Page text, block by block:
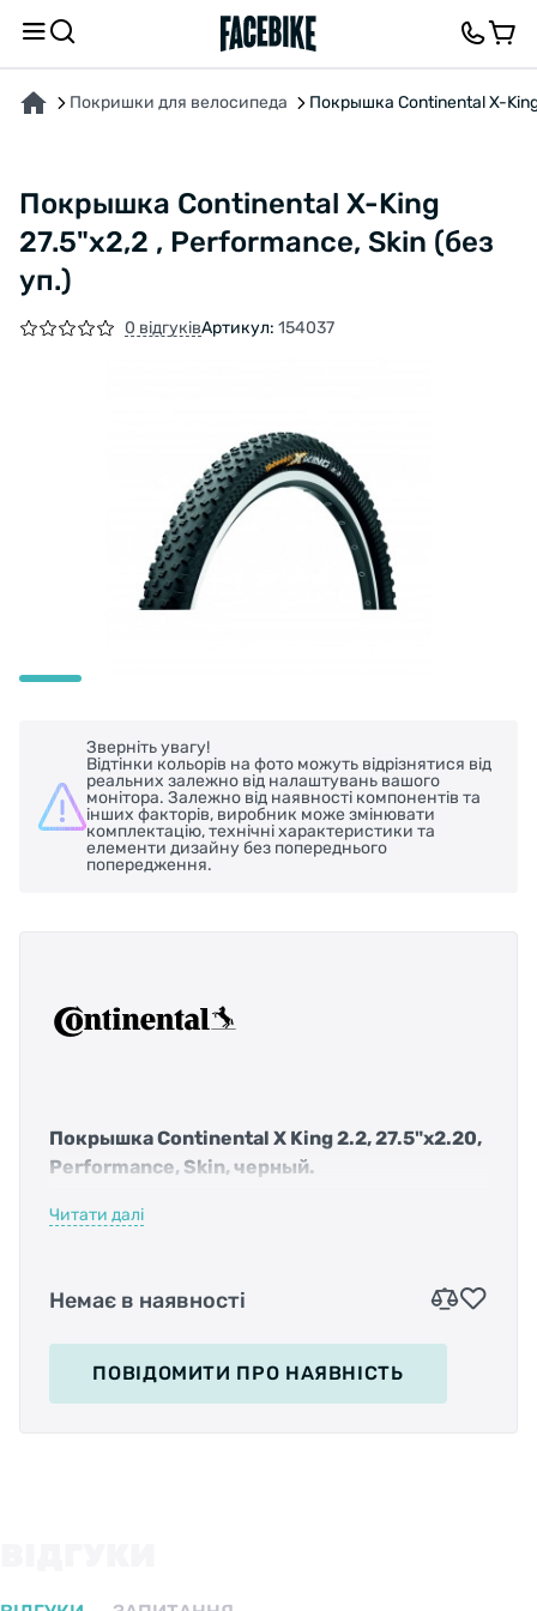
Покришки для велосипеда Покрышка Continental X-
Покрышка Continental X-King
27.5"x2,2 , Performance, Skin (без
уп.)
0 відгуківАртикул: 154037
Зверніть увагу!
Відтінки кольорів на фото можуть відрізнятися від
реальних залежно від налаштувань вашого
монітора. Залежно від наявності компонентів та
інших факторів, виробник може змінювати
комплектацію, технічні характеристики та
елементи дизайну без попереднього
попередження.
Покрышка Continental X King 2.2, 27.5"x2.20,
Performance, Skin, черный.
Одна из лучших покрышек в МТБ линейке
Continental, сочетающая максимальное
сцепление с поверхностью и скорость
Читати далі
Немає в наявності
ПОВІДОМИТИ ПРО НАЯВНІСТЬ
ПРО ТОВАР ВІДГУКИ ТА ЗАПИТАННЯ